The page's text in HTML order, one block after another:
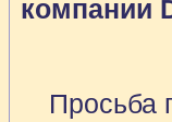
компании
Просьба